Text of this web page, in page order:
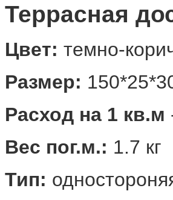
Террасная
Цвет: темно-
Размер:
Расход на 1 кв.м
Вес пог.м.: 1.7 кг
Тип: